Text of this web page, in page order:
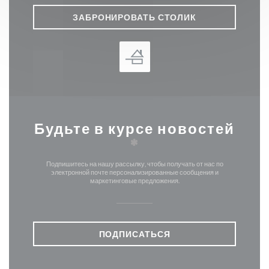
ЗАБРОНИРОВАТЬ СТОЛИК
Будьте в курсе новостей
*
Подпишитесь на нашу рассылку, чтобы получать от нас по
электронной почте персонализированные сообщения и
маркетинговые предложения.
ПОДПИСАТЬСЯ